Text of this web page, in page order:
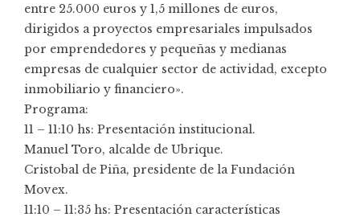
entre 25.000 euros y 1,5 millones de euros,
dirigidos a proyectos empresariales impulsados
por emprendedores y pequeñas y medianas
empresas de cualquier sector de actividad, excepto
inmobiliario y financiero».
Programa:
11 – 11:10 hs: Presentación institucional.
Manuel Toro, alcalde de Ubrique.
Cristobal de Piña, presidente de la Fundación
Movex.
11:10 – 11:35 hs: Presentación características